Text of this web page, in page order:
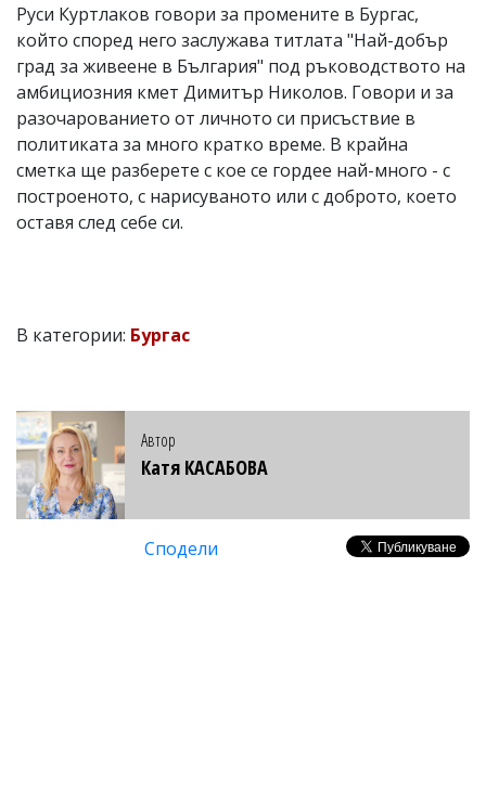
Руси Куртлаков говори за промените в Бургас,
който според него заслужава титлата "Най-добър
град за живеене в България" под ръководството на
амбициозния кмет Димитър Николов. Говори и за
разочарованието от личното си присъствие в
политиката за много кратко време. В крайна
сметка ще разберете с кое се гордее най-много - с
построеното, с нарисуваното или с доброто, което
оставя след себе си.
В категории: Бургас
Автор
Катя КАСАБОВА
Сподели